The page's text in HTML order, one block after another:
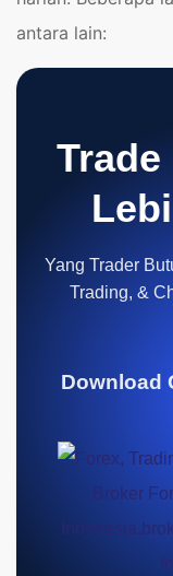
antara lain:
Yang Trader
Trading, &
Download